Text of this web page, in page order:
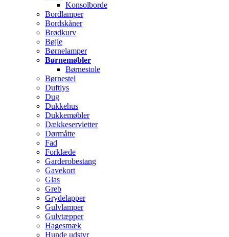
Konsolborde
Bordlamper
Bordskåner
Brødkurv
Bøjle
Børnelamper
Børnemøbler
Børnestole
Børnestel
Duftlys
Dug
Dukkehus
Dukkemøbler
Dækkeservietter
Dørmåtte
Fad
Forklæde
Garderobestang
Gavekort
Glas
Greb
Grydelapper
Gulvlamper
Gulvtæpper
Hagesmæk
Hunde udstyr